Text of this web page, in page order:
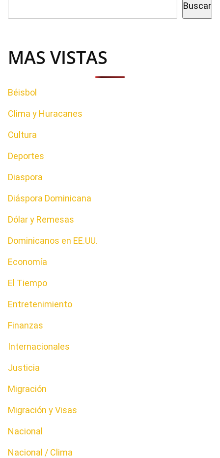
Buscar
MAS VISTAS
Béisbol
Clima y Huracanes
Cultura
Deportes
Diaspora
Diáspora Dominicana
Dólar y Remesas
Dominicanos en EE.UU.
Economía
El Tiempo
Entretenimiento
Finanzas
Internacionales
Justicia
Migración
Migración y Visas
Nacional
Nacional / Clima